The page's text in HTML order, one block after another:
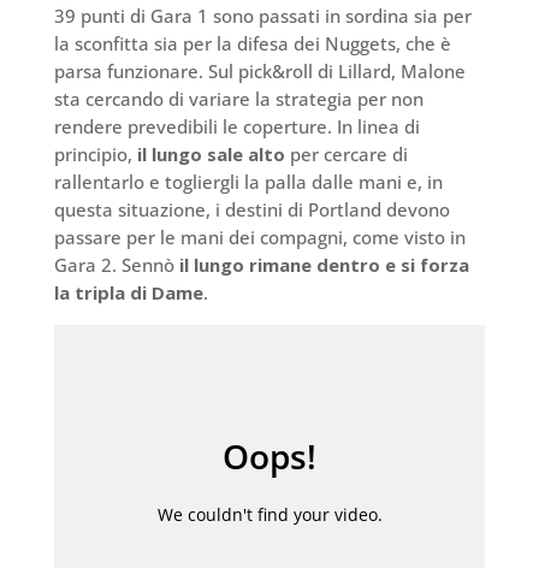
39 punti di Gara 1 sono passati in sordina sia per
la sconfitta sia per la difesa dei Nuggets, che è
parsa funzionare. Sul pick&roll di Lillard, Malone
sta cercando di variare la strategia per non
rendere prevedibili le coperture. In linea di
principio, il lungo sale alto per cercare di
rallentarlo e togliergli la palla dalle mani e, in
questa situazione, i destini di Portland devono
passare per le mani dei compagni, come visto in
Gara 2. Sennò il lungo rimane dentro e si forza
la tripla di Dame.